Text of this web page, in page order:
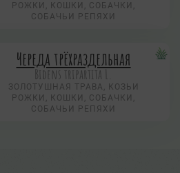
РОЖКИ, КОШКИ, СОБАЧКИ,
СОБАЧЬИ РЕПЯХИ
Череда трёхраздельная
Bidens tripartita L.
ЗОЛОТУШНАЯ ТРАВА, КОЗЬИ
РОЖКИ, КОШКИ, СОБАЧКИ,
СОБАЧЬИ РЕПЯХИ